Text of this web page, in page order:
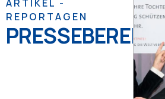
ARTIKEL -
REPORTAGEN
PRESSEBEREICH